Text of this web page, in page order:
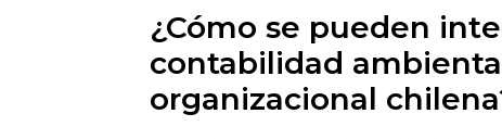
¿Cómo se pueden
contabilidad
organizacional